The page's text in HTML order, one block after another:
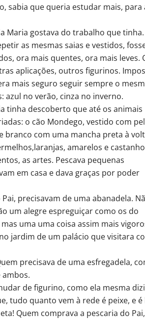
sabia que queria estudar mais, para
Maria gostava do trabalho que tinha.
as mesmas saias e vestidos,
ora mais quentes, ora mais leves.
aplicações, outros figurinos.
mais seguro seguir sempre o
azul no verão, cinza no inverno.
tinha descoberto que até os animais
o cão Mondego, vestido com
branco com uma mancha preta à
amarelos e
as artes. Pescava pequenas
em casa e dava graças por poder
precisavam de uma abanadela.
um alegre espreguiçar como os do
uma uma coisa assim mais
jardim de um palácio que visitara
precisava de uma esfregadela,
ambos.
de figurino, como ela mesma
tudo quanto vem à rede é peixe, e é
Quem comprava a pescaria do Pai,